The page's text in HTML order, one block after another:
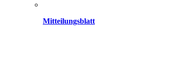
Mitteilungsblatt